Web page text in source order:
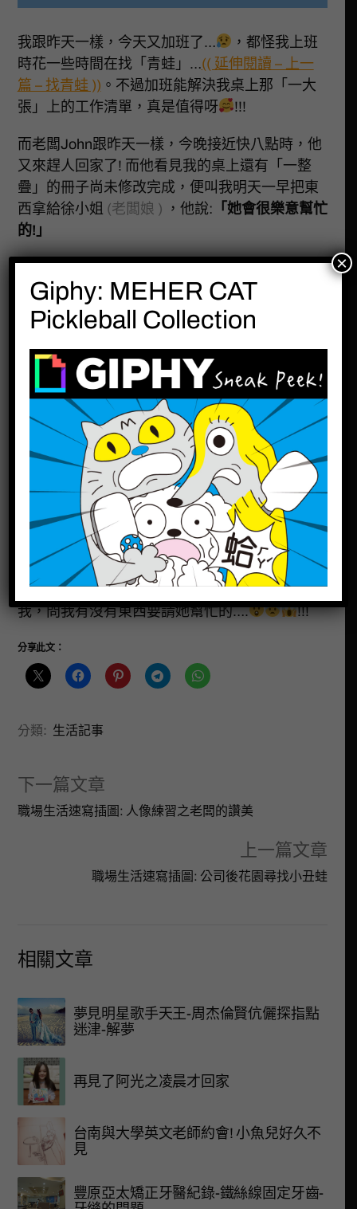
我跟昨天一樣，今天又加班了…
，都怪我上班
時花一些時間在找「青蛙」…(( 延伸閱讀 – 上一
篇 – 找青蛙 )) 。不過加班能解決我桌上那「一大
張」上的工作清單，真是值得呀
!!!
而老闆John跟昨天一樣，今晚接近快八點時，他
又來趕人回家了! 而他看見我的桌上還有「一整
疊」的冊子尚未修改完成，便叫我明天一早把東
西拿給徐小姐 (老闆娘 ) ，他說: 「她會很樂意幫忙
的!」
天阿! 我當下聽了超感動
! 但就算我吃了熊心豹
子膽，我也不敢做這種事情 …. ((會被扣薪水吧 !
(((誤 )
●●●●●●●●●
在我打卡完、準備回家時，John貼心的問了
我: 「住在附近吧 ? 」「回家後還有沒有熱的食物
可以吃嗎 ? 」
而我在走向我停機車的地方時，發現我所停的地
方竟然有開燈耶 !!!!!! 記得以往都是黑漆漆的一
片，總是要趕緊開啟車燈，才能稍微看得清楚 !!!
只能說John實在是太貼心了
!!!! 我真的很
!!!
PS: 結果隔天老闆娘一早就打公司內線電話給
我，問我有沒有東西要請她幫忙的….
!!!
分享此文：
分類: 生活記事
下一篇文章
職場生活速寫插圖: 人像練習之老闆的讚美
上一篇文章
職場生活速寫插圖: 公司後花園尋找小丑蛙
相關文章
夢見明星歌手天王-周杰倫賢伉儷探指點
迷津-解夢
再見了阿光之凌晨才回家
台南與大學英文老師約會! 小魚兒好久不
見
豐原亞太矯正牙醫紀錄-鐵絲線固定牙齒-
Giphy: MEHER CAT
Pickleball Collection
×